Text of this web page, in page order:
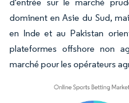
dominent en Asie du Sud,
en Inde et au Pakistan
plateformes offshore non
marché pour les opérateurs